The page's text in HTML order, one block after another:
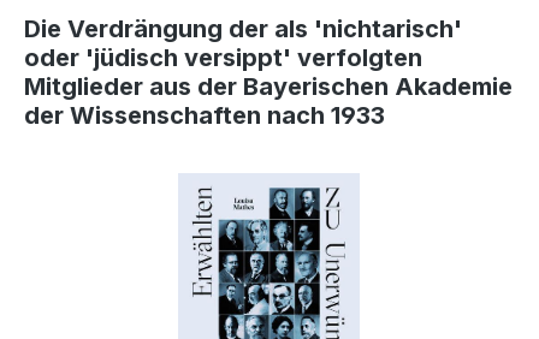
Die Verdrängung der als 'nichtarisch'
oder 'jüdisch versippt' verfolgten
Mitglieder aus der Bayerischen Akademie
der Wissenschaften nach 1933
Bildergalerie überspringen